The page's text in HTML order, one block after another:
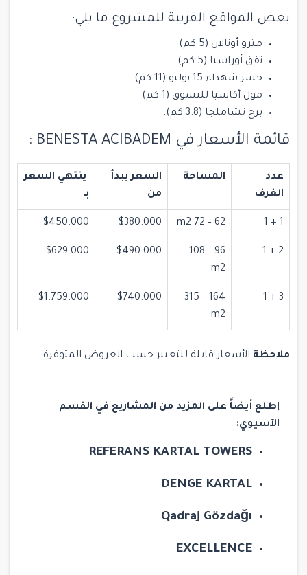
بعض المواقع القريبة للمشروع ما يلي:
مترو أونالان (5 كم)
نفق أوراسيا (5 كم)
جسر شهداء 15 يوليو (11 كم)
مول أكاسيا للتسوق (1 كم)
برج تشاملجا (3.8 كم).
قائمة الأسعار في BENESTA ACIBADEM :
عدد
الغرف
المساحة
السعر يبدأ
من
ينتهي السعر
بـ
1 + 1
62 – 72 m2
$380.000
$450.000
2 + 1
96 – 108
m2
$490.000
$629.000
3 + 1
164 – 315
m2
$740.000
$1.759.000
ملاحظة الأسعار قابلة للتغيير حسب العروض المتوفرة
إطلع أيضاً على المزيد من المشاريع في القسم
الآسيوي:
REFERANS KARTAL TOWERS
DENGE KARTAL
Qadraj Gözdağı
EXCELLENCE